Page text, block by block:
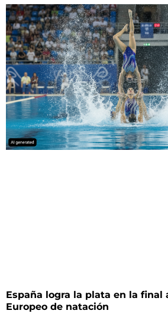
España logra la plata en la final
Europeo de natación